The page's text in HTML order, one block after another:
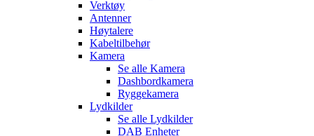
Verktøy
Antenner
Høytalere
Kabeltilbehør
Kamera
Se alle Kamera
Dashbordkamera
Ryggekamera
Lydkilder
Se alle Lydkilder
DAB Enheter